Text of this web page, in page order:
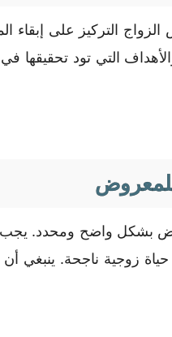
الزواج التركيز على
التي تود
بشكل واضح ومحدد. يجب
حياة زوجية ناجحة.